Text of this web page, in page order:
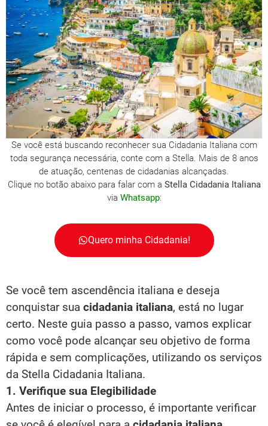
Se você está buscando reconhecer sua Cidadania Italiana com
toda segurança necessária, conte com a Stella. Mais de 8 anos
de atuação, centenas de cidadanias alcançadas.
Clique no botão abaixo para falar com a Stella Cidadania Italiana
via Whatsapp:
Quero minha Cidadania!
Se você tem ascendência italiana e deseja
conquistar sua cidadania italiana, está no lugar
certo. Neste guia passo a passo, vamos explicar
como você pode alcançar seu objetivo de forma
rápida e sem complicações, utilizando os serviços
da Stella Cidadania Italiana.
1. Verifique sua Elegibilidade
Antes de iniciar o processo, é importante verificar